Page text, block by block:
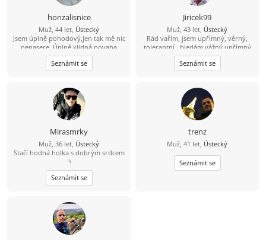
honzalisnice
Muž, 44 let, Ústecký
Jsem úplně pohodový,jen tak mě nic
nenasere. Úplně klidná povaha
Seznámit se
Jiricek99
Muž, 43 let, Ústecký
Rád vařím, jsem upřímný, věrný,
tolerantní , hledám vážný upřímný
vztah, můj kontakt je
704/538857,snad není můj
hendikepek problém se znovu
věrný, upřímný, tolerantní, mám rád
procházky,hudbu, můj kontakt je
pospajiri33@seznam.cz
účet budu rád když mi napíšeš
Seznámit se
Mirasmrky
Muž, 36 let, Ústecký
Stačí hodná holka s dobrým srdcem
:)
Seznámit se
trenz
Muž, 41 let, Ústecký
Seznámit se